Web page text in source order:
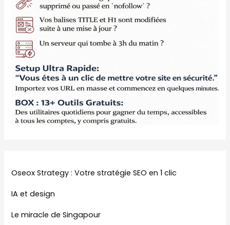
Oseox Strategy : Votre stratégie SEO en 1 clic
IA et design
Le miracle de Singapour